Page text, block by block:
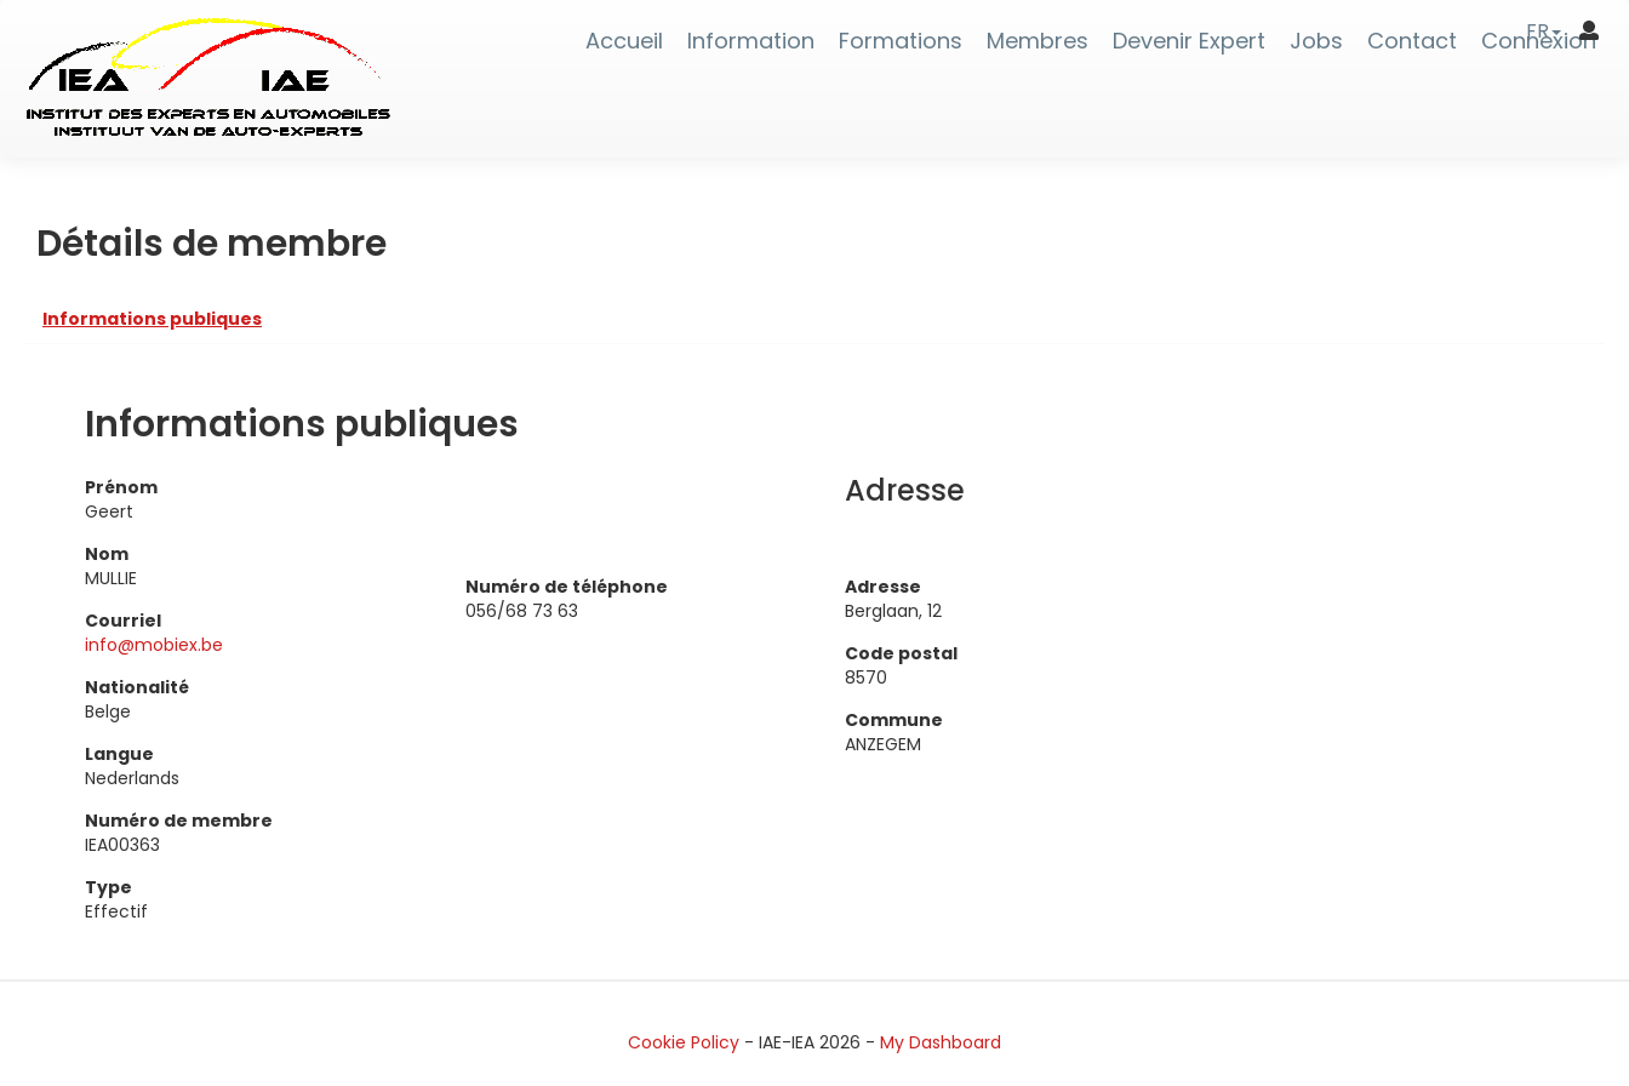
Accueil Information Formations Membres Devenir Expert Jobs Contact Connexion
FR
Détails de membre
Informations publiques
Informations publiques
Prénom
Geert
Nom
MULLIE
Courriel
info@mobiex.be
Nationalité
Belge
Langue
Nederlands
Numéro de membre
IEA00363
Type
Effectif
Numéro de téléphone
056/68 73 63
Adresse
Adresse
Berglaan, 12
Code postal
8570
Commune
ANZEGEM
Cookie Policy - IAE-IEA 2026 - My Dashboard